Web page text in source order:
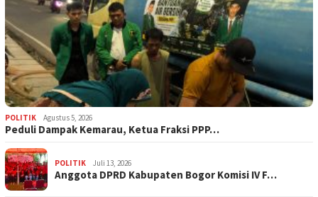
POLITIK Agustus 5, 2026
‎Peduli Dampak Kemarau, Ketua Fraksi PPP…
POLITIK Juli 13, 2026
Anggota DPRD Kabupaten Bogor Komisi IV F…